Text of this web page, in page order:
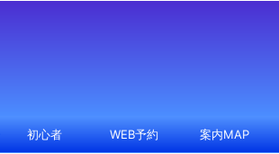
初心者 WEB予約 案内MAP